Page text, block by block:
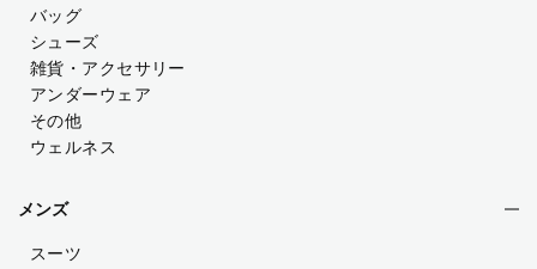
バッグ
シューズ
雑貨・アクセサリー
アンダーウェア
その他
ウェルネス
メンズ
スーツ